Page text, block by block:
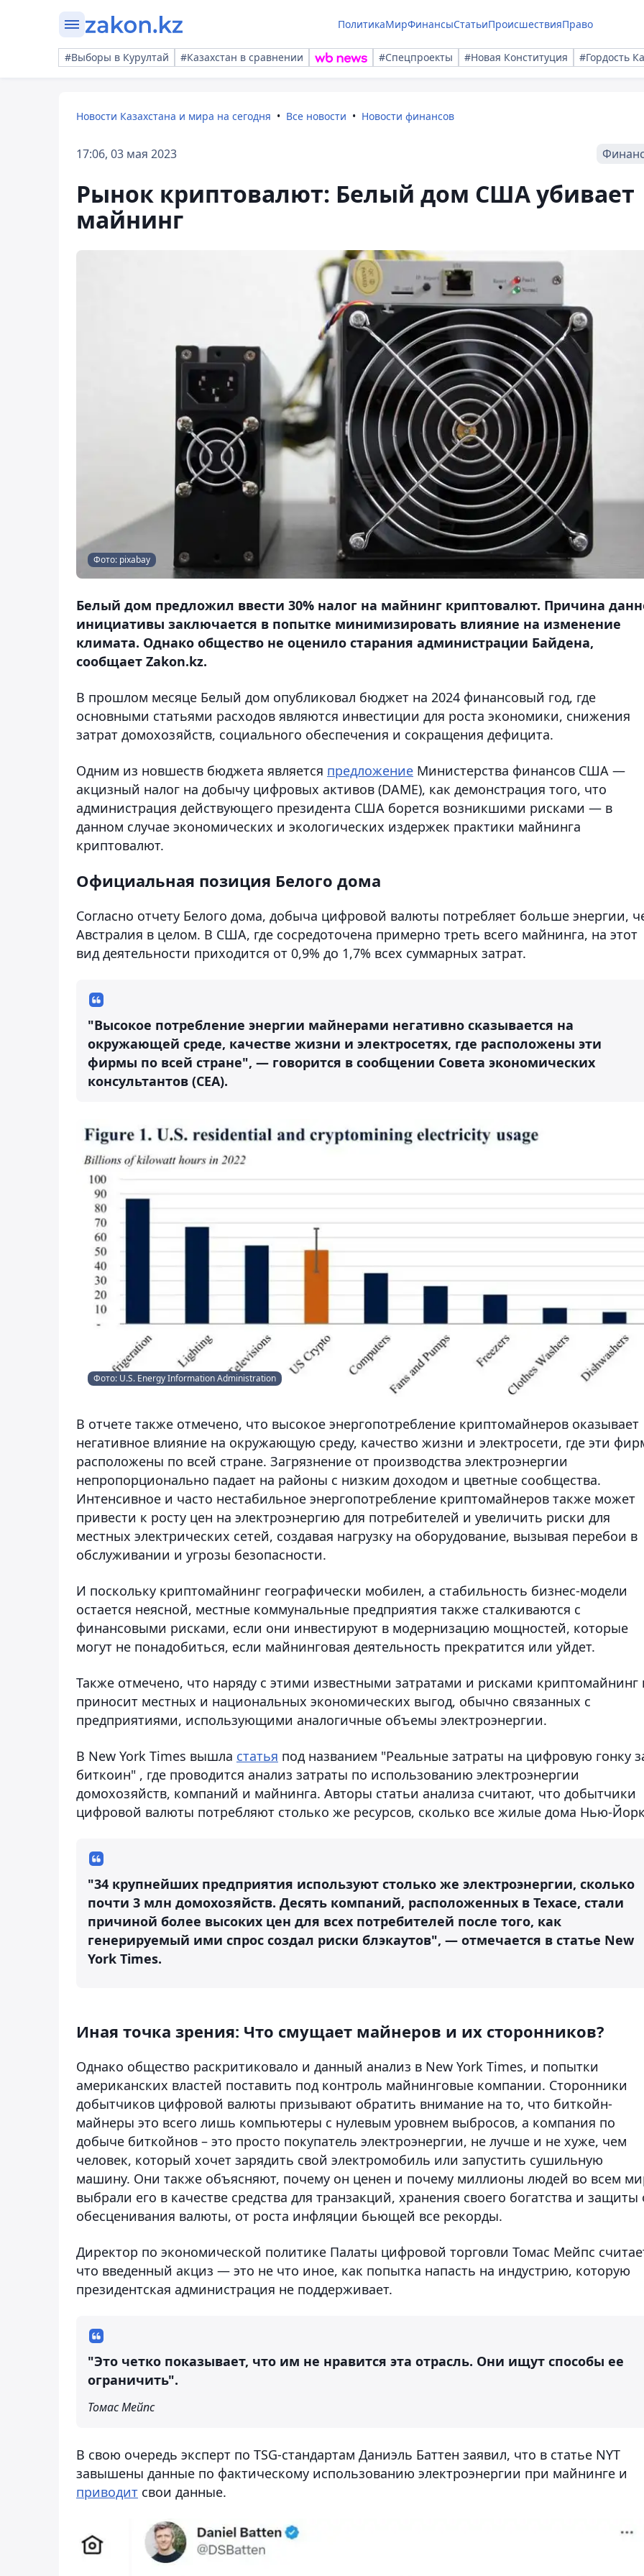
ПолитикаМирФинансыСтатьиПроисшествияПраво
#Выборы в Курултай #Казахстан в сравнении #Спецпроекты #Новая Конституция #Гордость
Новости Казахстана и мира на сегодня Все новости Новости финансов
17:06, 03 мая 2023
Рынок криптовалют: Белый дом США убивает
майнинг
Фото: pixabay
Белый дом предложил ввести 30% налог на майнинг криптовалют. Причина
инициативы заключается в попытке минимизировать влияние на изменение
климата. Однако общество не оценило старания администрации Байдена,
сообщает Zakon.kz.
В прошлом месяце Белый дом опубликовал бюджет на 2024 финансовый год, где
основными статьями расходов являются инвестиции для роста экономики, снижения
затрат домохозяйств, социального обеспечения и сокращения дефицита.
Одним из новшеств бюджета является предложение Министерства финансов США —
акцизный налог на добычу цифровых активов (DAME), как демонстрация того, что
администрация действующего президента США борется возникшими рисками — в
данном случае экономических и экологических издержек практики майнинга
криптовалют.
Официальная позиция Белого дома
Согласно отчету Белого дома, добыча цифровой валюты потребляет больше энергии,
Австралия в целом. В США, где сосредоточена примерно треть всего майнинга, на этот
вид деятельности приходится от 0,9% до 1,7% всех суммарных затрат.
"Высокое потребление энергии майнерами негативно сказывается на
окружающей среде, качестве жизни и электросетях, где расположены эти
фирмы по всей стране", — говорится в сообщении Совета экономических
консультантов (СЕА).
Фото: U.S. Energy Information Administration
В отчете также отмечено, что высокое энергопотребление криптомайнеров оказывает
негативное влияние на окружающую среду, качество жизни и электросети, где эти
расположены по всей стране. Загрязнение от производства электроэнергии
непропорционально падает на районы с низким доходом и цветные сообщества.
Интенсивное и часто нестабильное энергопотребление криптомайнеров также может
привести к росту цен на электроэнергию для потребителей и увеличить риски для
местных электрических сетей, создавая нагрузку на оборудование, вызывая перебои в
обслуживании и угрозы безопасности.
И поскольку криптомайнинг географически мобилен, а стабильность бизнес-модели
остается неясной, местные коммунальные предприятия также сталкиваются с
финансовыми рисками, если они инвестируют в модернизацию мощностей, которые
могут не понадобиться, если майнинговая деятельность прекратится или уйдет.
Также отмечено, что наряду с этими известными затратами и рисками криптомайнинг
приносит местных и национальных экономических выгод, обычно связанных с
предприятиями, использующими аналогичные объемы электроэнергии.
В New York Times вышла статья под названием "Реальные затраты на цифровую гонку
биткоин" , где проводится анализ затраты по использованию электроэнергии
домохозяйств, компаний и майнинга. Авторы статьи анализа считают, что добытчики
цифровой валюты потребляют столько же ресурсов, сколько все жилые дома Нью-
"34 крупнейших предприятия используют столько же электроэнергии, сколько
почти 3 млн домохозяйств. Десять компаний, расположенных в Техасе, стали
причиной более высоких цен для всех потребителей после того, как
генерируемый ими спрос создал риски блэкаутов", — отмечается в статье New
York Times.
Иная точка зрения: Что смущает майнеров и их сторонников?
Однако общество раскритиковало и данный анализ в New York Times, и попытки
американских властей поставить под контроль майнинговые компании. Сторонники
добытчиков цифровой валюты призывают обратить внимание на то, что биткойн-
майнеры это всего лишь компьютеры с нулевым уровнем выбросов, а компания по
добыче биткойнов – это просто покупатель электроэнергии, не лучше и не хуже, чем
человек, который хочет зарядить свой электромобиль или запустить сушильную
машину. Они также объясняют, почему он ценен и почему миллионы людей во всем
выбрали его в качестве средства для транзакций, хранения своего богатства и защиты
обесценивания валюты, от роста инфляции бьющей все рекорды.
Директор по экономической политике Палаты цифровой торговли Томас Мейпс
что введенный акциз — это не что иное, как попытка напасть на индустрию, которую
президентская администрация не поддерживает.
"Это четко показывает, что им не нравится эта отрасль. Они ищут способы ее
ограничить".
Томас Мейпс
В свою очередь эксперт по TSG-стандартам Даниэль Баттен заявил, что в статье NYT
завышены данные по фактическому использованию электроэнергии при майнинге и
приводит свои данные.